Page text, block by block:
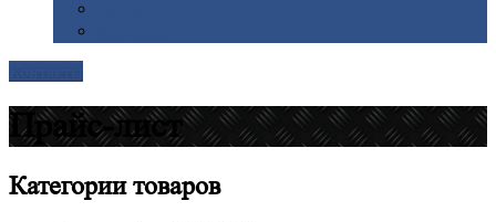
Прайс-лист
Категориитоваров